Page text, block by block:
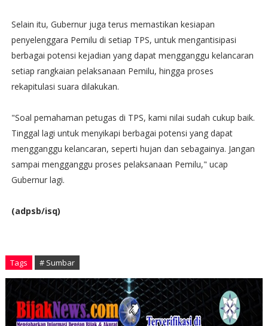
Selain itu, Gubernur juga terus memastikan kesiapan
penyelenggara Pemilu di setiap TPS, untuk mengantisipasi
berbagai potensi kejadian yang dapat mengganggu kelancaran
setiap rangkaian pelaksanaan Pemilu, hingga proses
rekapitulasi suara dilakukan.
"Soal pemahaman petugas di TPS, kami nilai sudah cukup baik.
Tinggal lagi untuk menyikapi berbagai potensi yang dapat
mengganggu kelancaran, seperti hujan dan sebagainya. Jangan
sampai mengganggu proses pelaksanaan Pemilu," ucap
Gubernur lagi.
(adpsb/isq)
Tags # Sumbar